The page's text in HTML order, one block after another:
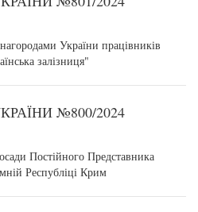
України працівників
залізниця"
№800/2024
Постійного Представника
Республіці Крим